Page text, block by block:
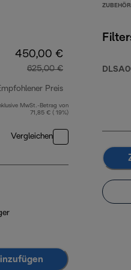
450,00 €
625,00 €
Preis
Originalpreis
MwSt.-Betrag von
71,85 € ( 19%)
Vergleichen
ZUBEHÖR